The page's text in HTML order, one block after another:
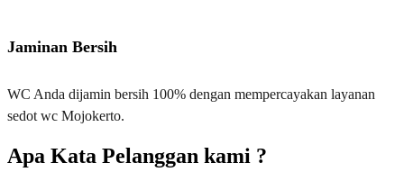
Jaminan Bersih
WC Anda dijamin bersih 100% dengan mempercayakan layanan
sedot wc Mojokerto.
Apa Kata Pelanggan kami ?